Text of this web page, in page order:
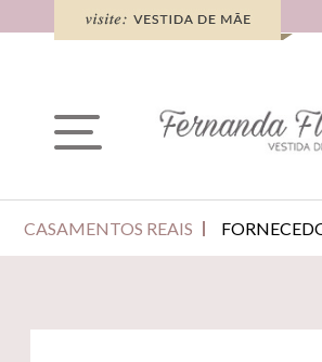
CASAMENTOS REAIS